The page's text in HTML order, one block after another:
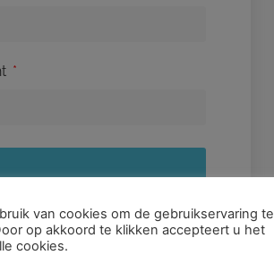
van cookies om de gebruikservaring te
op akkoord te klikken accepteert u het
cookies.